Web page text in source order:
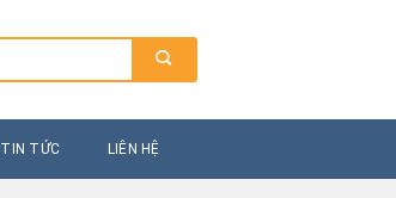
TIN TỨC LIÊN HỆ